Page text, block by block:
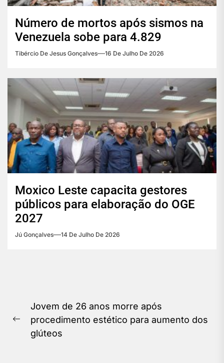
Número de mortos após sismos na
Venezuela sobe para 4.829
Tibércio De Jesus Gonçalves 16 De Julho De 2026
Moxico Leste capacita gestores
públicos para elaboração do OGE
2027
Jú Gonçalves 14 De Julho De 2026
de
Post
Previous
post:
Jovem de 26 anos morre após
procedimento estético para aumento dos
glúteos